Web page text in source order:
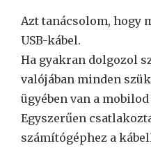
Azt tanácsolom, hogy
USB-kábel.
Ha gyakran dolgozol
valójában minden
ügyében van a
Egyszerűen
számítógéphez a